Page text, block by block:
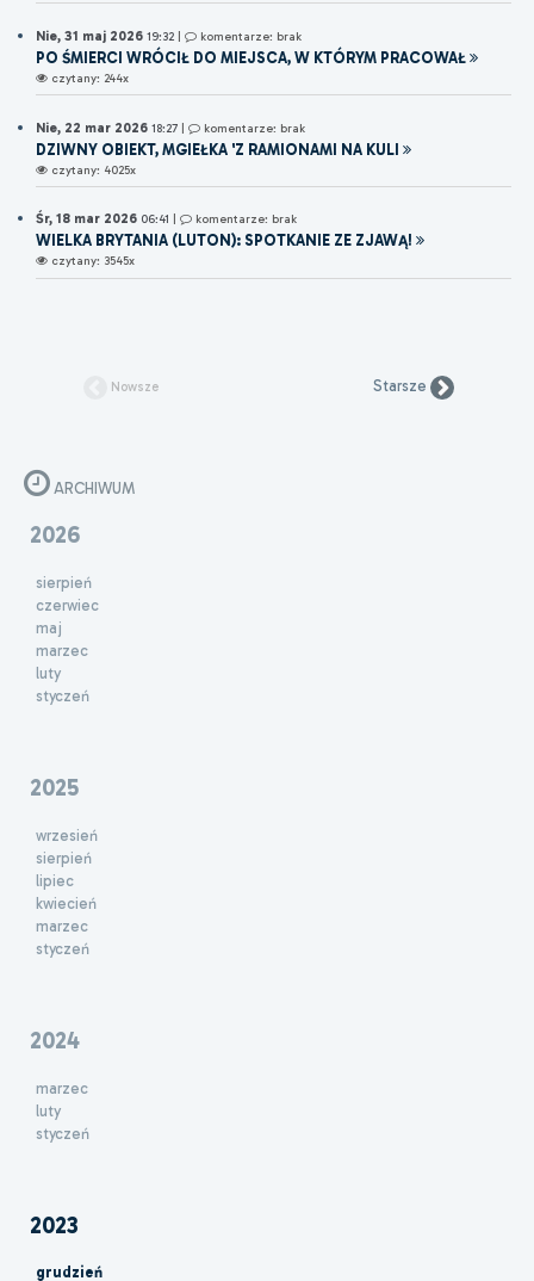
Nie, 31 maj 2026 19:32 | komentarze: brak
PO ŚMIERCI WRÓCIŁ DO MIEJSCA, W KTÓRYM PRACOWAŁ
czytany: 244x
Nie, 22 mar 2026 18:27 | komentarze: brak
DZIWNY OBIEKT, MGIEŁKA 'Z RAMIONAMI NA KULI
czytany: 4025x
Śr, 18 mar 2026 06:41 komentarze: brak
WIELKA BRYTANIA (LUTON): SPOTKANIE ZE ZJAWĄ!
czytany: 3545x
Nowsze Starsze
ARCHIWUM
2026
sierpień
czerwiec
maj
marzec
luty
styczeń
2025
wrzesień
sierpień
lipiec
kwiecień
marzec
styczeń
2024
marzec
luty
styczeń
2023
grudzień